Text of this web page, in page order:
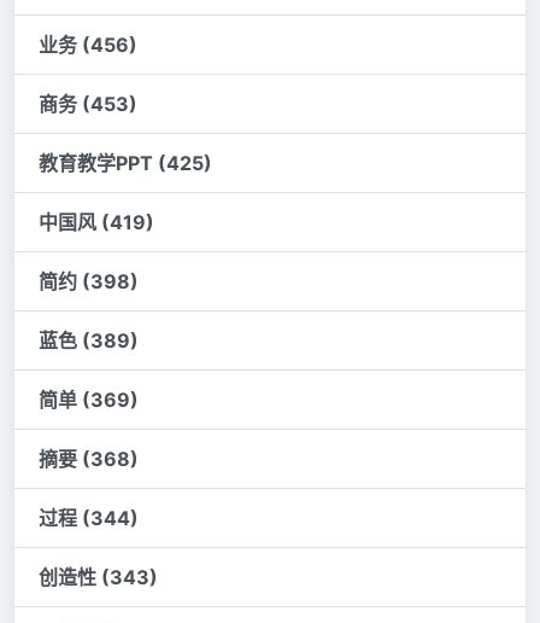
业务 (456)
商务 (453)
教育教学PPT (425)
中国风 (419)
简约 (398)
蓝色 (389)
简单 (369)
摘要 (368)
过程 (344)
创造性 (343)